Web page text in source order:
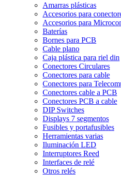
Amarras plásticas
Accesorios para
Accesorios para
Baterías
Bornes para PCB
Cable plano
Caja plástica para riel din
Conectores Circulares
Conectores para cable
Conectores para
Conectores cable a PCB
Conectores PCB a cable
DIP Switches
Displays 7 segmentos
Fusibles y portafusibles
Herramientas varias
Iluminación LED
Interruptores Reed
Interfaces de relé
Otros relés